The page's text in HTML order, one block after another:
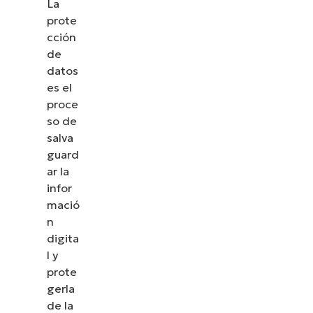
La
prote
cción
de
datos
es el
proce
so de
salva
guard
ar la
infor
mació
n
digita
l y
prote
gerla
de la